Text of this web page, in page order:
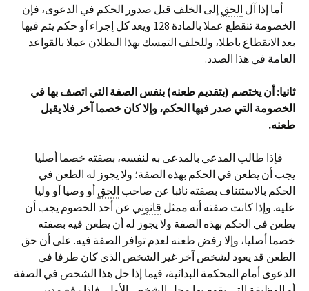
أما إذا آل الحق إلى الخلف قبل صدور الحكم في الدعوى، فإن
الخصومة تنقطع عملا بالمادة 128 ويعد كل إجراء أو حكم يتم فيها
بعد الانقطاع باطلا، وللخلف التمسك بهذا البطلان عملا بالقواعد
العامة في هذا الصدد.
ثانيا: أن يختصم (بتقديم طعنه) بنفس الصفة التي اتصف بها في
الخصومة التي صدر فيها الحكم، وإلا كان خصما آخر فلا يقبل
طعنه.
فإذا طالب المدعي بالمدعى به لنفسه، بصفته خصما أصليا
يجب أن يطعن في الحكم بهذه الصفة؛ ولا يجوز له الطعن في
الحكم بالاستئناف بصفته نائبا عن صاحب الحق أو وصيا أو وليا
عليه. وإذا كانت صفته أنه ممثل قانوني عن أحد الخصوم يجب أن
يطعن في الحكم بهذه الصفة ولا يجوز له أن يطعن فيه بصفته
خصما أصليا، وإلا رفض طعنه لعدم توافر الصفة فيه. على أن حق
الطعن قد يعود لشخص آخر غير الشخص الذي كان طرفا في
الدعوى أمام المحكمة البدائية، فيما إذا حل هذا الشخص في الصفة